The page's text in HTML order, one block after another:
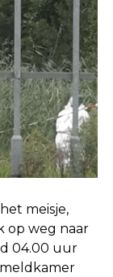
meisje,
op weg naar
04.00 uur